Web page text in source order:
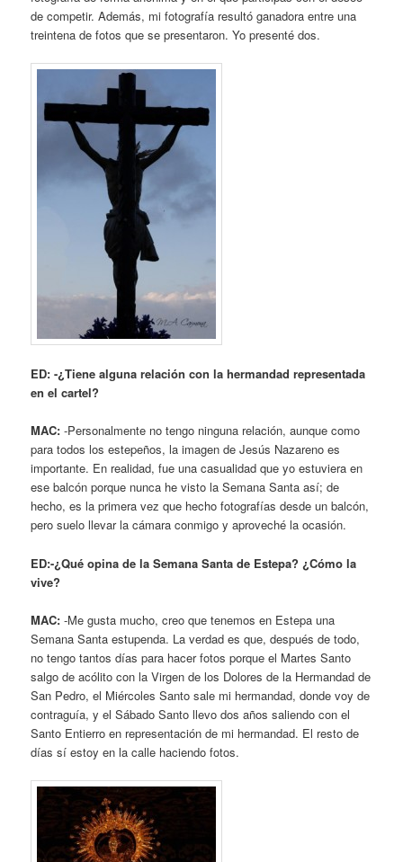
de competir. Además, mi fotografía resultó ganadora entre una
treintena de fotos que se presentaron. Yo presenté dos.
ED: -¿Tiene alguna relación con la hermandad representada
en el cartel?
MAC: -Personalmente no tengo ninguna relación, aunque como
para todos los estepeños, la imagen de Jesús Nazareno es
importante. En realidad, fue una casualidad que yo estuviera en
ese balcón porque nunca he visto la Semana Santa así; de
hecho, es la primera vez que hecho fotografías desde un balcón,
pero suelo llevar la cámara conmigo y aproveché la ocasión.
ED:-¿Qué opina de la Semana Santa de Estepa? ¿Cómo la
vive?
MAC: -Me gusta mucho, creo que tenemos en Estepa una
Semana Santa estupenda. La verdad es que, después de todo,
no tengo tantos días para hacer fotos porque el Martes Santo
salgo de acólito con la Virgen de los Dolores de la Hermandad de
San Pedro, el Miércoles Santo sale mi hermandad, donde voy de
contraguía, y el Sábado Santo llevo dos años saliendo con el
Santo Entierro en representación de mi hermandad. El resto de
días sí estoy en la calle haciendo fotos.